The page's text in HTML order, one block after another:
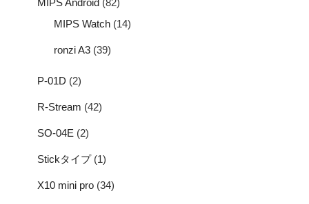
MIPS Watch (14)
ronzi A3 (39)
P-01D (2)
R-Stream (42)
SO-04E (2)
Stickタイプ(1)
X10 mini pro (34)